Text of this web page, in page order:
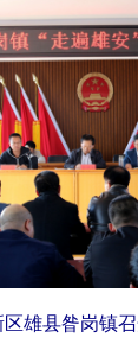
雄县昝岗镇